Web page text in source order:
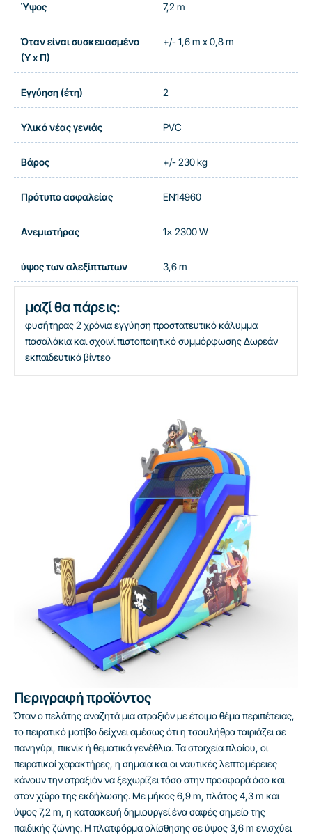
Ύψος 7,2 m
Όταν είναι συσκευασμένο
(Υ x Π)
+/- 1,6 m x 0,8 m
Εγγύηση (έτη) 2
Υλικό νέας γενιάς PVC
Βάρος +/- 230 kg
Πρότυπο ασφαλείας EN14960
Ανεμιστήρας 1x 2300 W
ύψος των αλεξίπτωτων 3,6 m
μαζί θα πάρεις:
φυσήτηρας2 χρόνια εγγύηση προστατευτικό κάλυμμα
πασαλάκια και σχοινίπιστοποιητικό συμμόρφωσηςΔωρεάν
εκπαιδευτικά βίντεο
Περιγραφή προϊόντος
Όταν ο πελάτης αναζητά μια ατραξιόν με έτοιμο θέμα περιπέτειας,
το πειρατικό μοτίβο δείχνει αμέσως ότι η τσουλήθρα ταιριάζει σε
πανηγύρι, πικνίκ ή θεματικά γενέθλια. Τα στοιχεία πλοίου, οι
πειρατικοί χαρακτήρες, η σημαία και οι ναυτικές λεπτομέρειες
κάνουν την ατραξιόν να ξεχωρίζει τόσο στην προσφορά όσο και
στον χώρο της εκδήλωσης. Με μήκος 6,9 m, πλάτος 4,3 m και
ύψος 7,2 m, η κατασκευή δημιουργεί ένα σαφές σημείο της
παιδικής ζώνης. Η πλατφόρμα ολίσθησης σε ύψος 3,6 m ενισχύει